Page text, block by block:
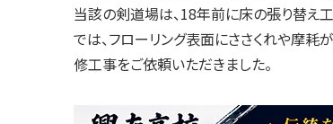
当該の剣道場は、18年前に床の張り替え
では、フローリング表面にささくれや摩
修工事をご依頼いただきました。